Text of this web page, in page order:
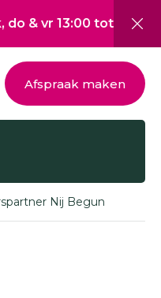
tot 17:00, za
Afspraak maken
Nij Begun